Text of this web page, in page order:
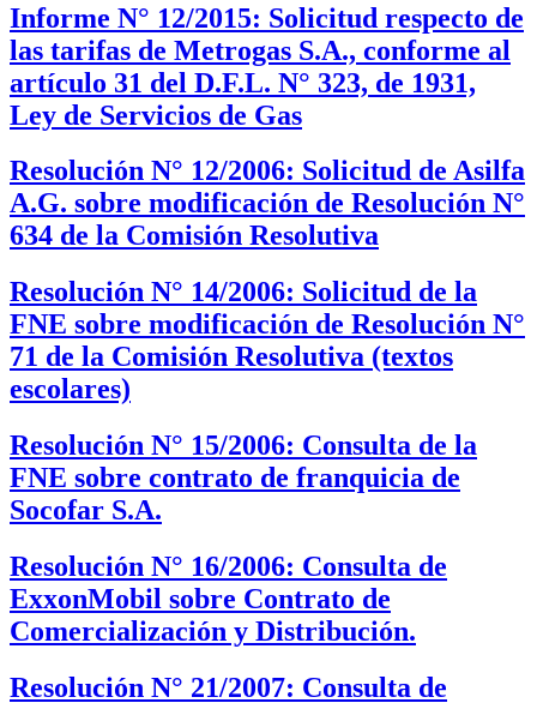
Informe N° 12/2015: Solicitud respecto de
las tarifas de Metrogas S.A., conforme al
artículo 31 del D.F.L. N° 323, de 1931,
Ley de Servicios de Gas
Resolución N° 12/2006: Solicitud de Asilfa
A.G. sobre modificación de Resolución N°
634 de la Comisión Resolutiva
Resolución N° 14/2006: Solicitud de la
FNE sobre modificación de Resolución N°
71 de la Comisión Resolutiva (textos
escolares)
Resolución N° 15/2006: Consulta de la
FNE sobre contrato de franquicia de
Socofar S.A.
Resolución N° 16/2006: Consulta de
ExxonMobil sobre Contrato de
Comercialización y Distribución.
Resolución N° 21/2007: Consulta de